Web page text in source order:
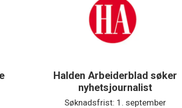
Halden Arbeiderblad søker
nyhetsjournalist
Søknadsfrist: 1. september